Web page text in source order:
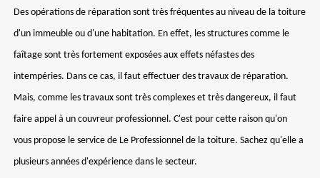
Des opérations de réparation sont très fréquentes au niveau de la toiture
d'un immeuble ou d'une habitation. En effet, les structures comme le
faîtage sont très fortement exposées aux effets néfastes des
intempéries. Dans ce cas, il faut effectuer des travaux de réparation.
Mais, comme les travaux sont très complexes et très dangereux, il faut
faire appel à un couvreur professionnel. C'est pour cette raison qu'on
vous propose le service de Le Professionnel de la toiture. Sachez qu'elle a
plusieurs années d'expérience dans le secteur.